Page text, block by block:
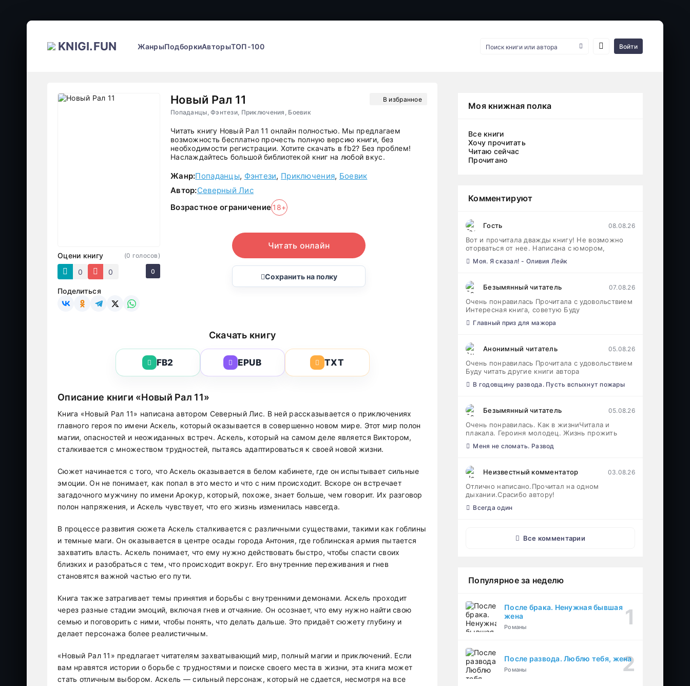
KNIGI.FUN ЖанрыПодборкиАвторыТОП-100 Войти
Новый Рал 11
Попаданцы, Фэнтези, Приключения, Боевик
В избранное
Оцени книгу
0
0
(0 голосов)
0
Поделиться
Читать книгу Новый Рал 11 онлайн полностью. Мы предлагаем
возможность бесплатно прочесть полную версию книги, без
необходимости регистрации. Хотите скачать в fb2? Без проблем!
Наслаждайтесь большой библиотекой книг на любой вкус.
Жанр:Попаданцы, Фэнтези, Приключения, Боевик
Автор:Северный Лис
Возрастное ограничение 18+
Читать онлайн
Сохранить на полку
Скачать книгу
FB2 EPUB TXT
Описание книги «Новый Рал 11»
Книга «Новый Рал 11» написана автором Северный Лис. В ней рассказывается о приключениях
главного героя по имени Аскель, который оказывается в совершенно новом мире. Этот мир полон
магии, опасностей и неожиданных встреч. Аскель, который на самом деле является Виктором,
сталкивается с множеством трудностей, пытаясь адаптироваться к своей новой жизни.
Сюжет начинается с того, что Аскель оказывается в белом кабинете, где он испытывает сильные
эмоции. Он не понимает, как попал в это место и что с ним происходит. Вскоре он встречает
загадочного мужчину по имени Арокур, который, похоже, знает больше, чем говорит. Их разговор
полон напряжения, и Аскель чувствует, что его жизнь изменилась навсегда.
В процессе развития сюжета Аскель сталкивается с различными существами, такими как гоблины
и темные маги. Он оказывается в центре осады города Антония, где гоблинская армия пытается
захватить власть. Аскель понимает, что ему нужно действовать быстро, чтобы спасти своих
близких и разобраться с тем, что происходит вокруг. Его внутренние переживания и гнев
становятся важной частью его пути.
Книга также затрагивает темы принятия и борьбы с внутренними демонами. Аскель проходит
через разные стадии эмоций, включая гнев и отчаяние. Он осознает, что ему нужно найти свою
семью и поговорить с ними, чтобы понять, что делать дальше. Это придаёт сюжету глубину и
делает персонажа более реалистичным.
«Новый Рал 11» предлагает читателям захватывающий мир, полный магии и приключений. Если
вам нравятся истории о борьбе с трудностями и поиске своего места в жизни, эта книга может
стать отличным выбором. Аскель — сильный персонаж, который не сдается, несмотря на все
Моя книжная полка
Все книги
Хочу прочитать
Читаю сейчас
Прочитано
Комментируют
Гость 08.08.26
Вот и прочитала дважды книгу! Не возможно
оторваться от нее. Написана с юмором,
Моя. Я сказал! - Оливия Лейк
Безымянный читатель 07.08.26
Очень понравилась Прочитала с удовольствием
Интересная книга, советую Буду
Главный приз для мажора
Анонимный читатель 05.08.26
Очень понравилась Прочитала с удовольствием
Буду читать другие книги автора
В годовщину развода. Пусть вспыхнут пожары
Безымянный читатель 05.08.26
Очень понравилась. Как в жизниЧитала и
плакала. Героиня молодец. Жизнь прожить
Меня не сломать. Развод
Неизвестный комментатор 03.08.26
Отлично написано.Прочитал на одном
дыхании.Срасибо автору!
Всегда один
Все комментарии
Популярное за неделю
После брака. Ненужная бывшая
жена
Романы
После развода. Люблю тебя, жена
Романы